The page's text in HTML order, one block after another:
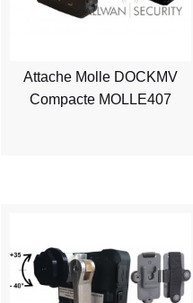
Attache Molle DOCKMV
Compacte MOLLE407